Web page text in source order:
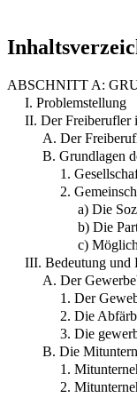
ABSCHNITT A:
I. Problemstellung
II. Der Freiberufler
A. Der
B. Grundlagen
1.
2.
a) Die
b) Die
c)
III. Bedeutung und
A. Der
1. Der
2. Die
3. Die
B. Die
1.
2.